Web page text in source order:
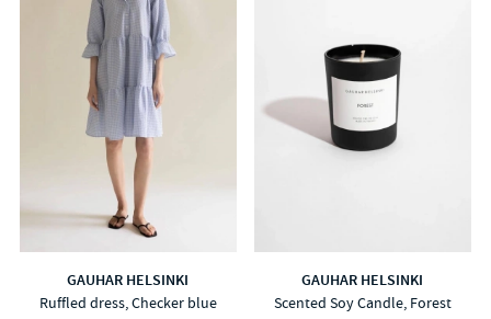
GAUHAR HELSINKI
Ruffled dress, Checker blue
GAUHAR HELSINKI
Scented Soy Candle, Forest